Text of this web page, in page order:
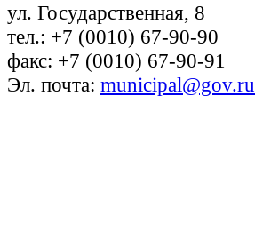
ул. Государственная, 8
тел.: +7 (0010) 67-90-90
факс: +7 (0010) 67-90-91
Эл. почта: municipal@gov.ru